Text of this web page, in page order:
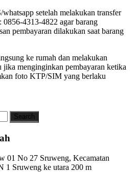
setelah melakukan transfer
0856-4313-4822 agar barang
pembayaran dilakukan saat barang
ke rumah dan melakukan
jika menginginkan pembayaran ketika
foto KTP/SIM yang berlaku
01 No 27 Sruweng, Kecamatan
1 Sruweng ke utara 200 m